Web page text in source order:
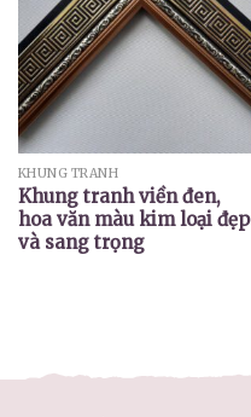
KHUNG TRANH
Khung tranh viền đen,
hoa văn màu kim loại đẹp
và sang trọng